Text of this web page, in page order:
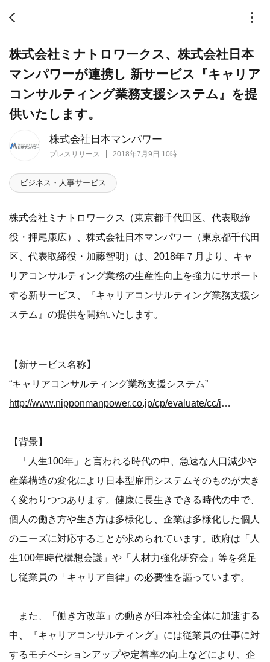
株式会社日本マンパワー
プレスリリース 2018年7月9日 10時
株式会社ミナトロワークス、株式会社日本
マンパワーが連携し 新サービス『キャリア
コンサルティング業務支援システム』を提
供いたします。
ビジネス・人事サービス
株式会社ミナトロワークス（東京都千代田区、代表取締
役・押尾康広）、株式会社日本マンパワー（東京都千代田
区、代表取締役・加藤智明）は、2018年７月より、キャ
リアコンサルティング業務の生産性向上を強力にサポート
する新サービス、『キャリアコンサルティング業務支援シ
ステム』の提供を開始いたします。
【新サービス名称】
“キャリアコンサルティング業務支援システム”
http://www.nipponmanpower.co.jp/cp/evaluate/cc/information/spcc/
【背景】
「人生100年」と言われる時代の中、急速な人口減少や
産業構造の変化により日本型雇用システムそのものが大き
く変わりつつあります。健康に長生きできる時代の中で、
個人の働き方や生き方は多様化し、企業は多様化した個人
のニーズに対応することが求められています。政府は「人
生100年時代構想会議」や「人材力強化研究会」等を発足
し従業員の「キャリア自律」の必要性を謳っています。
また、「働き方改革」の動きが日本社会全体に加速する
中、『キャリアコンサルティング』には従業員の仕事に対
するモチベ−ションアップや定着率の向上などにより、企